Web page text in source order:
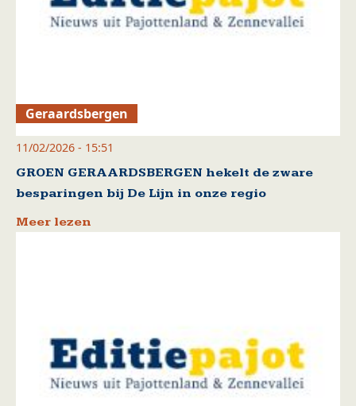
Geraardsbergen
11/02/2026 - 15:51
GROEN GERAARDSBERGEN hekelt de zware
besparingen bij De Lijn in onze regio
Meer lezen